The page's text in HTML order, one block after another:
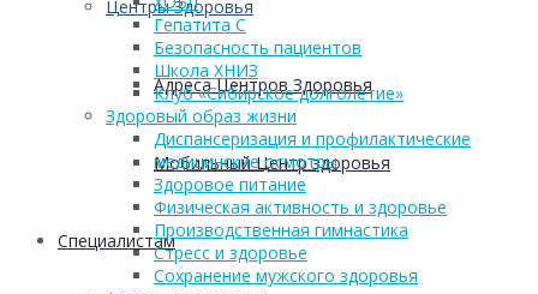
Центры Здоровья
Адреса Центров Здоровья
Мобильный Центр здоровья
Cпециалистам
Гепатита С
Безопасность пациентов
Школа ХНИЗ
Клуб «Сибирское долголетие»
Здоровый образ жизни
Диспансеризация и профилактические
медицинские осмотры
Здоровое питание
Физическая активность и здоровье
Производственная гимнастика
Стресс и здоровье
Сохранение мужского здоровья